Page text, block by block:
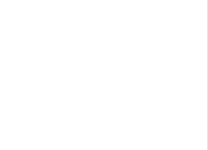
IBE PIB
PIB
IBE PIBIBE PIB
Spotify IBE PIB
ZSK
ZSK